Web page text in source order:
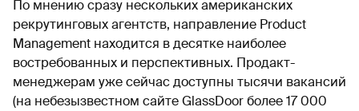
По мнению сразу нескольких американских
рекрутинговых агентств, направление Product
Management находится в десятке наиболее
востребованных и перспективных. Продакт-
менеджерам уже сейчас доступны тысячи вакансий
(на небезызвестном сайте GlassDoor более 17 000